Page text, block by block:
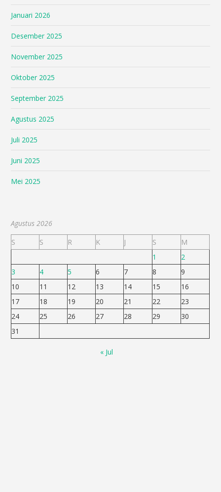
Januari 2026
Desember 2025
November 2025
Oktober 2025
September 2025
Agustus 2025
Juli 2025
Juni 2025
Mei 2025
Agustus 2026
S
S R K J S
M
1
2
3
4 5 6 7 8
9
10
11 12 13 14 15
16
17
18 19 20 21 22
23
24
25 26 27 28 29
30
31
« Jul